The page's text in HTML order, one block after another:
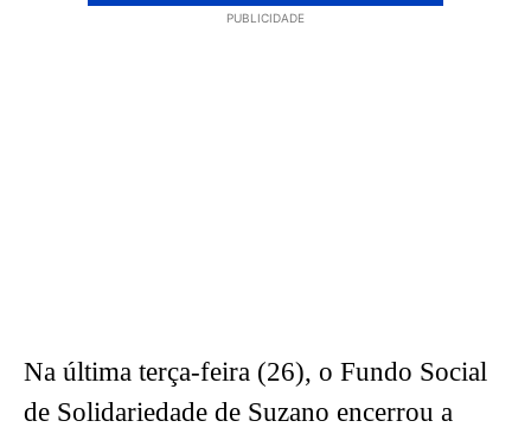
PUBLICIDADE
Na última terça-feira (26), o Fundo Social
de Solidariedade de Suzano encerrou a